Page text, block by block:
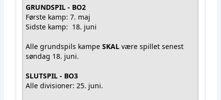
GRUNDSPIL - BO2
Første kamp: 7. maj
Sidste kamp: 18. juni
Alle grundspils kampeSKAL være spillet senest
søndag 18. juni.
SLUTSPIL - BO3
Alle divisioner: 25. juni.